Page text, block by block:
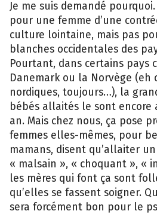
Je me suis demandé
pour une femme d’une
culture lointaine, mais pas
blanches occidentales des
Pourtant, dans certains pays
Danemark ou la Norvège (eh
nordiques, toujours…), la
bébés allaités le sont encore
an. Mais chez nous, ça pose
femmes elles-mêmes, pour
mamans, disent qu’allaiter
« malsain », « choquant », «
les mères qui font ça sont
qu’elles se fassent soigner.
sera forcément bon pour le